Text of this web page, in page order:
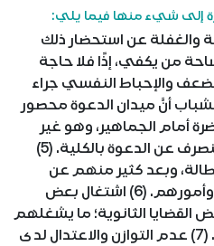
إلى شيء منها فيما يلي:
والغفلة عن استحضار ذلك
الساحة من يكفي، إذًا فلا حاجة
بالضعف والإحباط النفسي جراء
بعض الشباب أنَّ ميدان الدعوة محصور
أمام الجماهير، وهو غير
قادر على شيء من ذلك، فينصرف عن الدعوة بالكلية. (5)
وبعد كثير منهم عن
الجدية في عموم أحوالهم وأمورهم. (6) اشتغال بعض
القضايا الثانوية؛ ما يشغلهم
عن الواجب المطلوب منهم. (7) عدم التوازن والاعتدال لدى